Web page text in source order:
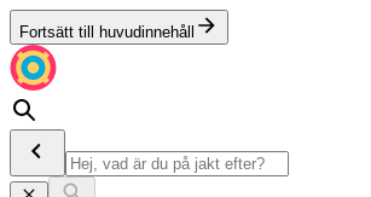
Fortsätt till huvudinnehåll